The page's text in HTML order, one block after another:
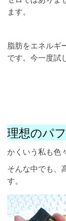
ます。
脂肪をエネルギ
です。今一度試
理想のパ
かくいう私も色
そんな中でも、
す。